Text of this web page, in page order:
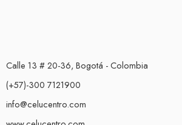
Calle 13 # 20-36, Bogotá - Colombia
(+57)-300 7121900
info@celucentro.com